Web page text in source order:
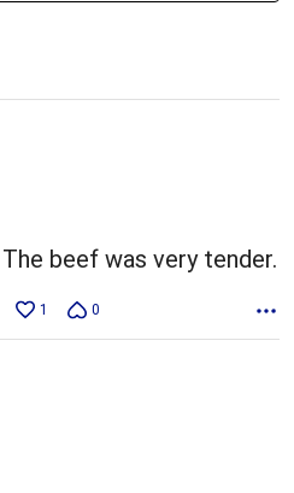
beef was very tender.
1 0